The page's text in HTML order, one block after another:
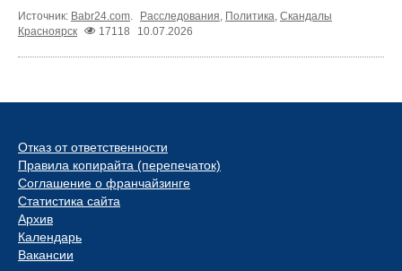
Источник: Babr24.com. Расследования, Политика, Скандалы
Красноярск
17118 10.07.2026
Отказ от ответственности
Правила копирайта (перепечаток)
Соглашение о франчайзинге
Статистика сайта
Архив
Календарь
Вакансии